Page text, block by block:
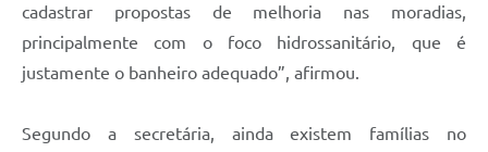
cadastrar propostas de melhoria nas moradias,
principalmente com o foco hidrossanitário, que é
justamente o banheiro adequado”, afirmou.
Segundo a secretária, ainda existem famílias no